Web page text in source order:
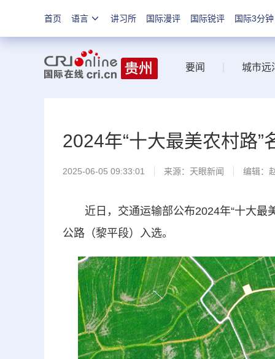
首页 语言 讲习所 国际漫评 国际锐评 国际3分钟
要闻 城市远
2024年“十大最美农村路
2025-06-05 09:33:01 来源： 天眼新闻 编辑：
近日，交通运输部公布2024年“十大最
公路（黎平段）入选。